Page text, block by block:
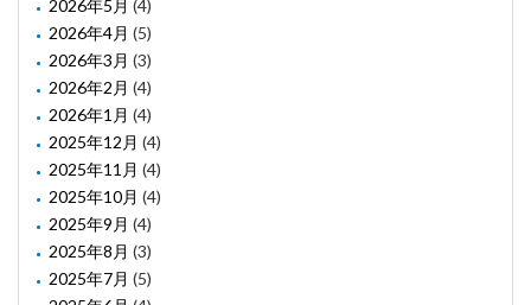
2026年5月 (4)
2026年4月 (5)
2026年3月 (3)
2026年2月 (4)
2026年1月 (4)
2025年12月 (4)
2025年11月 (4)
2025年10月 (4)
2025年9月 (4)
2025年8月 (3)
2025年7月 (5)